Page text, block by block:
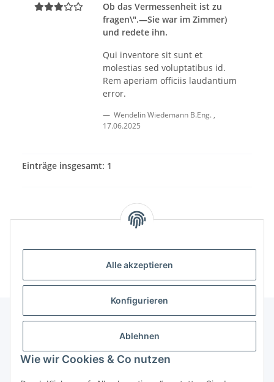
Alle akzeptieren
Konfigurieren
Ablehnen
Wie wir Cookies & Co nutzen
Ob das Vermessenheit ist zu
fragen\".—Sie war im Zimmer)
und redete ihn.
Qui inventore sit sunt et
molestias sed voluptatibus id.
Rem aperiam officiis laudantium
error.
Wendelin Wiedemann B.Eng. ,
17.06.2025
Einträge insgesamt: 1